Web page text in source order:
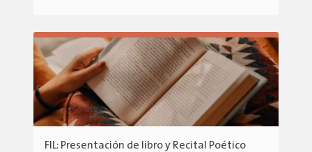
FIL: Presentación de libro y Recital Poético